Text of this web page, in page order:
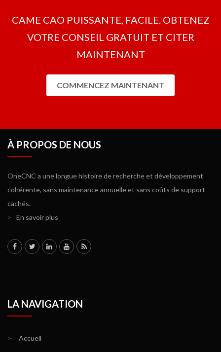
CAME CAO PUISSANTE, FACILE. OBTENEZ
VOTRE CONSEIL GRATUIT ET CITER
MAINTENANT
COMMENCEZ MAINTENANT
À PROPOS DE NOUS
OneCNC a une longue histoire de recherche et développement
cohérente, sans maintenance annuelle et sans coûts de support
cachés.
>
En savoir plus
LA NAVIGATION
> Accueil